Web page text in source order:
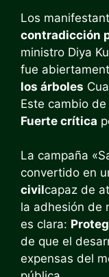
Los
contradicción
ministro Diya
fue
los árboles
Este cambio
Fuerte crítica
La campaña
convertido en
civilcapaz de
la adhesión de
es clara:
de que el
expensas del